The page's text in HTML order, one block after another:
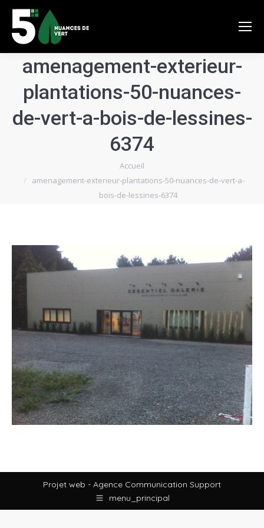
amenagement-exterieur-
plantations-50-nuances-
de-vert-a-bois-de-lessines-
6374
Accueil
amenagement-exterieur-plantations-50-nuances-de-vert-a-
bois-de-lessines-6374
Projet web - Agence Communication Support
menu_principal